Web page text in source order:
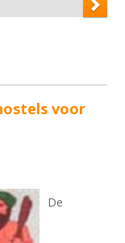
voor
De